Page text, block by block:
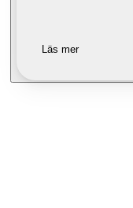
Läs mer